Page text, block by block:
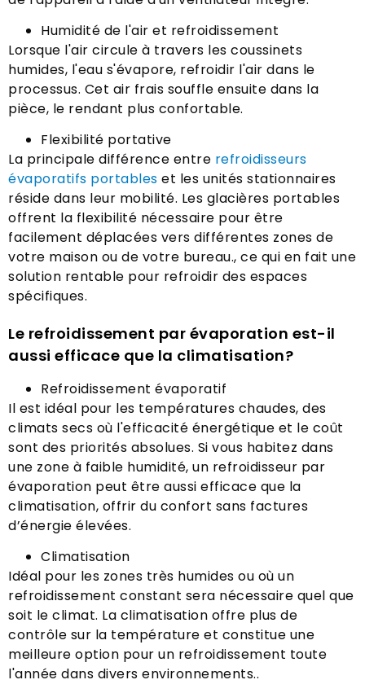
Humidité de l'air et refroidissement
Lorsque l'air circule à travers les coussinets
humides, l'eau s'évapore, refroidir l'air dans le
processus. Cet air frais souffle ensuite dans la
pièce, le rendant plus confortable.
Flexibilité portative
La principale différence entre refroidisseurs
évaporatifs portables et les unités stationnaires
réside dans leur mobilité. Les glacières portables
offrent la flexibilité nécessaire pour être
facilement déplacées vers différentes zones de
votre maison ou de votre bureau., ce qui en fait une
solution rentable pour refroidir des espaces
spécifiques.
Le refroidissement par évaporation est-il
aussi efficace que la climatisation?
Refroidissement évaporatif
Il est idéal pour les températures chaudes, des
climats secs où l'efficacité énergétique et le coût
sont des priorités absolues. Si vous habitez dans
une zone à faible humidité, un refroidisseur par
évaporation peut être aussi efficace que la
climatisation, offrir du confort sans factures
d’énergie élevées.
Climatisation
Idéal pour les zones très humides ou où un
refroidissement constant sera nécessaire quel que
soit le climat. La climatisation offre plus de
contrôle sur la température et constitue une
meilleure option pour un refroidissement toute
l'année dans divers environnements..